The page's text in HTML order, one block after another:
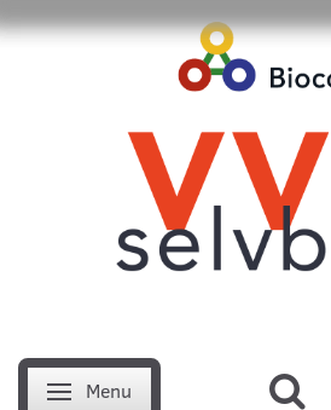
Skifte navigation
Menu